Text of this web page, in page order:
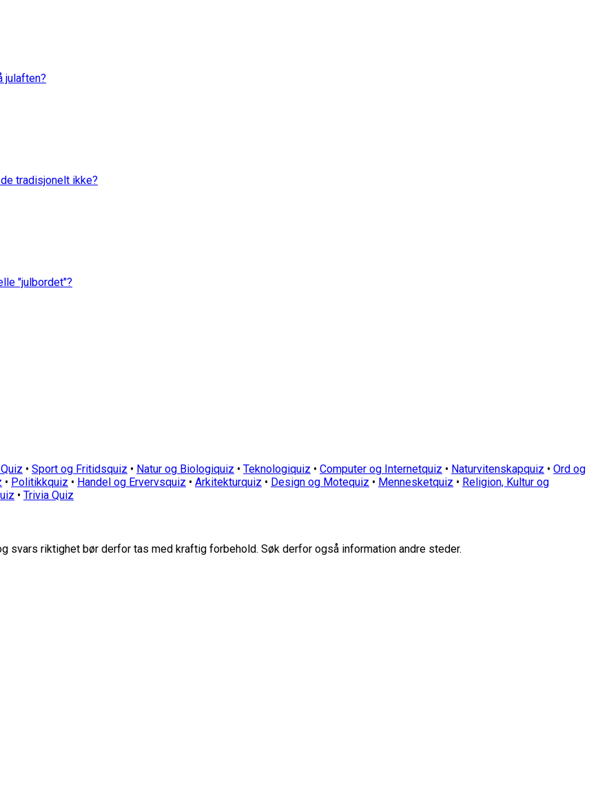
julaften?
tradisjonelt ikke?
"julbordet"?
• Sport og Fritidsquiz • Natur og Biologiquiz • Teknologiquiz • Computer og Internetquiz • Naturvitenskapquiz • Ord og
• Politikkquiz • Handel og Ervervsquiz • Arkitekturquiz • Design og Motequiz • Mennesketquiz • Religion, Kultur og
• Trivia Quiz
svars riktighet bør derfor tas med kraftig forbehold. Søk derfor også information andre steder.